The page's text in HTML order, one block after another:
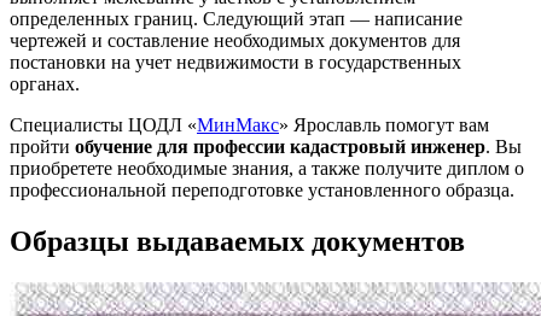
определенных границ. Следующий этап — написание
чертежей и составление необходимых документов для
постановки на учет недвижимости в государственных
органах.
Специалисты ЦОДЛ «МинМакс» Ярославль помогут вам
пройти обучение для профессии кадастровый инженер. Вы
приобретете необходимые знания, а также получите диплом о
профессиональной переподготовке установленного образца.
Образцы выдаваемых документов